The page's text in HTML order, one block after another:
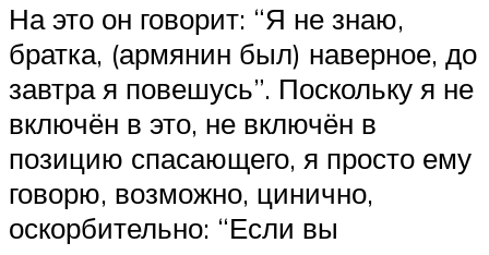
На это он говорит: “Я не знаю,
братка, (армянин был) наверное, до
завтра я повешусь”. Поскольку я не
включён в это, не включён в
позицию спасающего, я просто ему
говорю, возможно, цинично,
оскорбительно: “Если вы